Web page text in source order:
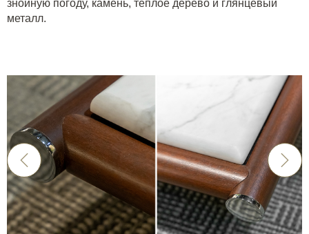
знойную погоду, камень, теплое дерево и глянцевый
металл.